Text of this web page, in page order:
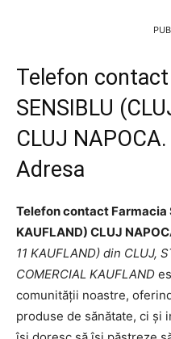
Telefon
SENSIBLU
CLUJ
Adresa
Telefon contact Farmacia
KAUFLAND) CLUJ
11 KAUFLAND) din CLUJ,
COMERCIAL KAUFLAND
comunității noastre,
produse de sănătate, ci și